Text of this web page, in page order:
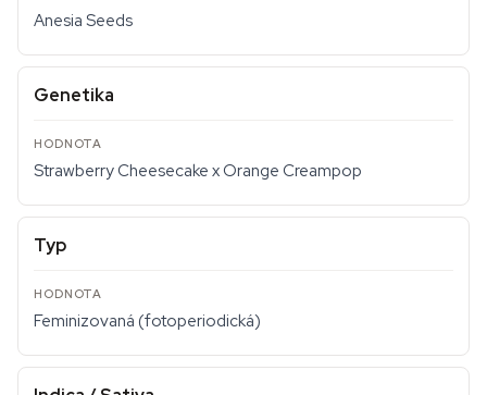
Anesia Seeds
Genetika
Strawberry Cheesecake x Orange Creampop
Typ
Feminizovaná (fotoperiodická)